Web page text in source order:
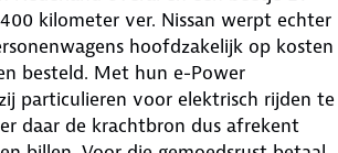
kilometer ver. Nissan werpt echter
hoofdzakelijk op kosten
besteld. Met hun e-Power
particulieren voor elektrisch rijden te
daar de krachtbron dus afrekent